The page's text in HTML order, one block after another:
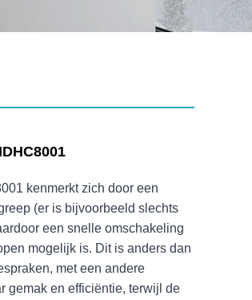
kenmerkt zich door een
(er is bijvoorbeeld slechts
een snelle omschakeling
mogelijk is. Dit is anders dan
met een andere
gemak en efficiëntie, terwijl de